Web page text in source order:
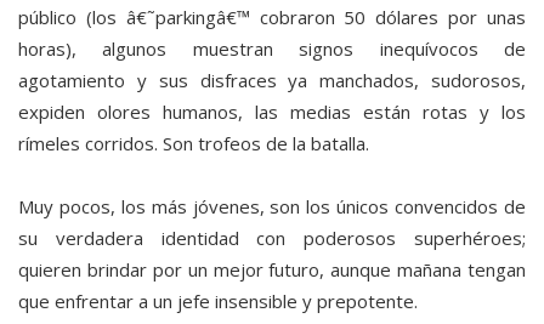
público (los â€˜parkingâ€™ cobraron 50 dólares por unas
horas), algunos muestran signos inequívocos de
agotamiento y sus disfraces ya manchados, sudorosos,
expiden olores humanos, las medias están rotas y los
rímeles corridos. Son trofeos de la batalla.
Muy pocos, los más jóvenes, son los únicos convencidos de
su verdadera identidad con poderosos superhéroes;
quieren brindar por un mejor futuro, aunque mañana tengan
que enfrentar a un jefe insensible y prepotente.